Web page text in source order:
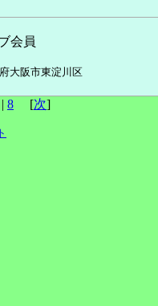
会員
大阪市東淀川区
| 8 [次]